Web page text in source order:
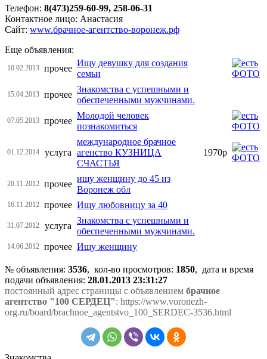
Телефон: 8(473)259-60-99, 258-06-31
Контактное лицо: Анастасия
Сайт: www.брачное-агентство-воронеж.рф
Еще объявления:
10.02.2013 прочее
Ищу девушку для создания
семьи
15.04.2013 прочее
Знакомства с успешными и
обеспеченными мужчинами.
07.05.2013 прочее
Молодой человек
познакомиться
01.12.2014 услуга
международное брачное
агенство КУЗНИЦА
СЧАСТЬЯ
1970р
20.11.2012 прочее
ищу женщину до 45 из
Воронеж обл
16.11.2012 прочее Ищу любовницу за 40
31.07.2012 услуга
Знакомства с успешными и
обеспеченными мужчинами.
14.06.2012 прочее Ищу женщину
№ объявления: 3536, кол-во просмотров: 1850, дата и время
подачи объявления: 28.01.2013 23:31:27
постоянный адрес страницы с объявлением брачное
агентство "100 СЕРДЕЦ": https://www.voronezh-
org.ru/board/brachnoe_agentstvo_100_SERDEC-3536.html